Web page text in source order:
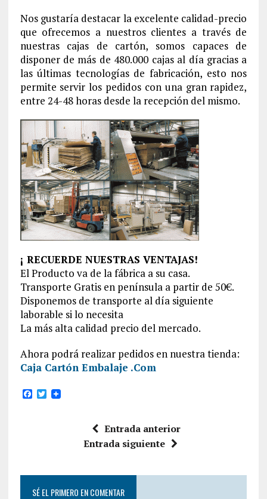
Nos gustaría destacar la excelente calidad-precio
que ofrecemos a nuestros clientes a través de
nuestras cajas de cartón, somos capaces de
disponer de más de 480.000 cajas al día gracias a
las últimas tecnologías de fabricación, esto nos
permite servir los pedidos con una gran rapidez,
entre 24-48 horas desde la recepción del mismo.
¡ RECUERDE NUESTRAS VENTAJAS!
El Producto va de la fábrica a su casa.
Transporte Gratis en península a partir de 50€.
Disponemos de transporte al día siguiente
laborable si lo necesita
La más alta calidad precio del mercado.
Ahora podrá realizar pedidos en nuestra tienda:
Caja Cartón Embalaje .Com
F T
Entrada anterior
Entrada siguiente
SÉ EL PRIMERO EN COMENTAR